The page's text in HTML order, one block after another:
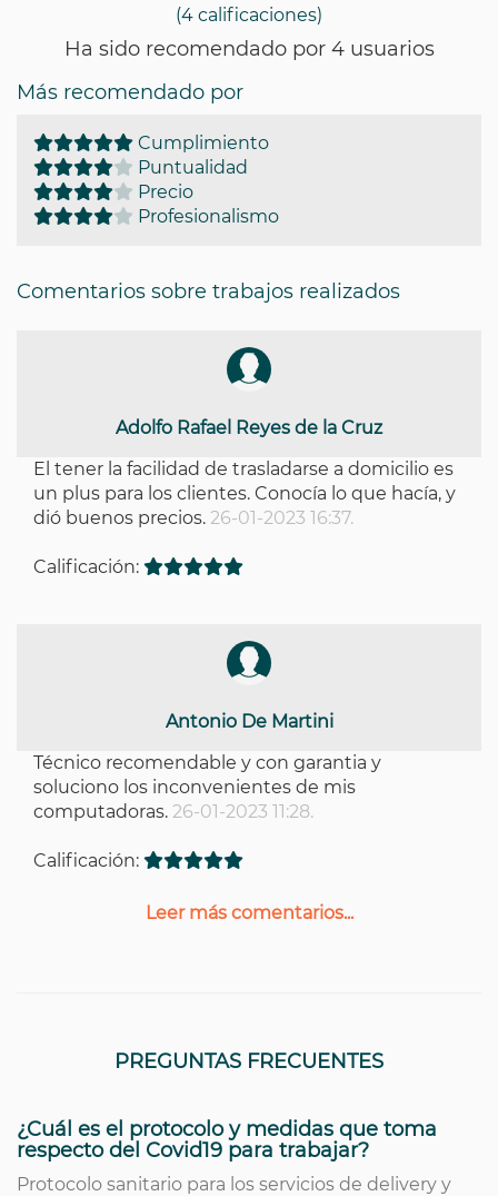
(4 calificaciones)
Ha sido recomendado por 4 usuarios
Más recomendado por
Cumplimiento
Puntualidad
Precio
Profesionalismo
Comentarios sobre trabajos realizados
Adolfo Rafael Reyes de la Cruz
El tener la facilidad de trasladarse a domicilio es
un plus para los clientes. Conocía lo que hacía, y
dió buenos precios. 26-01-2023 16:37.
Calificación:
Antonio De Martini
Técnico recomendable y con garantia y
soluciono los inconvenientes de mis
computadoras. 26-01-2023 11:28.
Calificación:
Leer más comentarios...
PREGUNTAS FRECUENTES
¿Cuál es el protocolo y medidas que toma
respecto del Covid19 para trabajar?
Protocolo sanitario para los servicios de delivery y